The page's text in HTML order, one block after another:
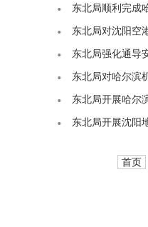
东北局顺利完成
东北局对沈阳空
东北局强化通导
东北局对哈尔滨
东北局开展哈尔
东北局开展沈阳
首页